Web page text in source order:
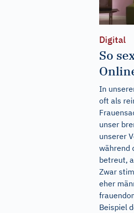
Digital
So
In
oft als
unser
unserer
während
betreut,
Zwar
eher
Beispiel